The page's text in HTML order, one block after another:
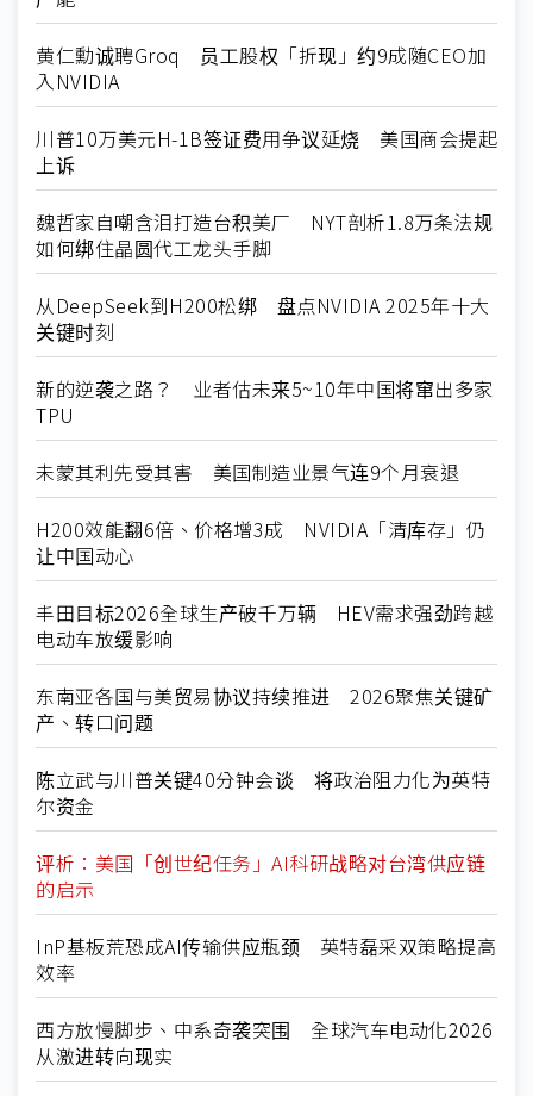
黄仁勳诚聘Groq 员工股权「折现」约9成随CEO加
入NVIDIA
川普10万美元H-1B签证费用争议延烧 美国商会提起
上诉
魏哲家自嘲含泪打造台积美厂 NYT剖析1.8万条法规
如何绑住晶圆代工龙头手脚
从DeepSeek到H200松绑 盘点NVIDIA 2025年十大
关键时刻
新的逆袭之路？ 业者估未来5~10年中国将窜出多家
TPU
未蒙其利先受其害 美国制造业景气连9个月衰退
H200效能翻6倍、价格增3成 NVIDIA「清库存」仍
让中国动心
丰田目标2026全球生产破千万辆 HEV需求强劲跨越
电动车放缓影响
东南亚各国与美贸易协议持续推进 2026聚焦关键矿
产、转口问题
陈立武与川普关键40分钟会谈 将政治阻力化为英特
尔资金
评析：美国「创世纪任务」AI科研战略对台湾供应链
的启示
InP基板荒恐成AI传输供应瓶颈 英特磊采双策略提高
效率
西方放慢脚步、中系奇袭突围 全球汽车电动化2026
从激进转向现实